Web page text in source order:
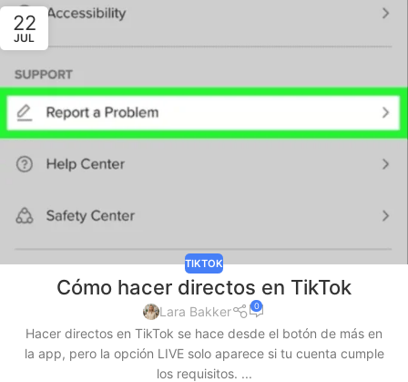
22
JUL
TIKTOK
Cómo hacer directos en TikTok
Lara Bakker 0
Hacer directos en TikTok se hace desde el botón de más en
la app, pero la opción LIVE solo aparece si tu cuenta cumple
los requisitos. ...